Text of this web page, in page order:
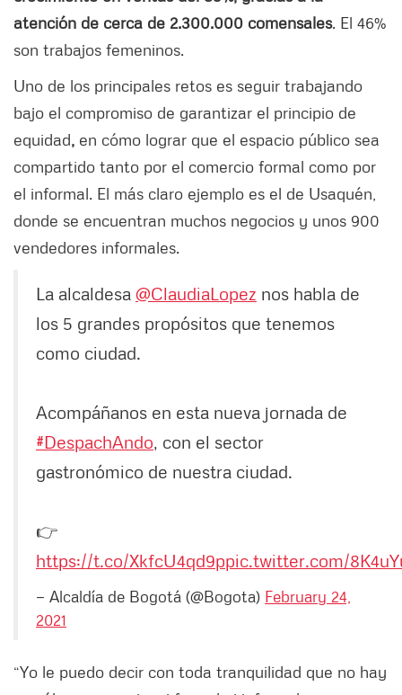
atención de cerca de 2.300.000 comensales. El 46%
son trabajos femeninos.
Uno de los principales retos es seguir trabajando
bajo el compromiso de garantizar el principio de
equidad, en cómo lograr que el espacio público sea
compartido tanto por el comercio formal como por
el informal. El más claro ejemplo es el de Usaquén,
donde se encuentran muchos negocios y unos 900
vendedores informales.
La alcaldesa @ClaudiaLopez nos habla de
los 5 grandes propósitos que tenemos
como ciudad.
Acompáñanos en esta nueva jornada de
#DespachAndo, con el sector
gastronómico de nuestra ciudad.
👉
https://t.co/XkfcU4qd9ppic.twitter.com/
— Alcaldía de Bogotá (@Bogota) February 24,
2021
“Yo le puedo decir con toda tranquilidad que no hay